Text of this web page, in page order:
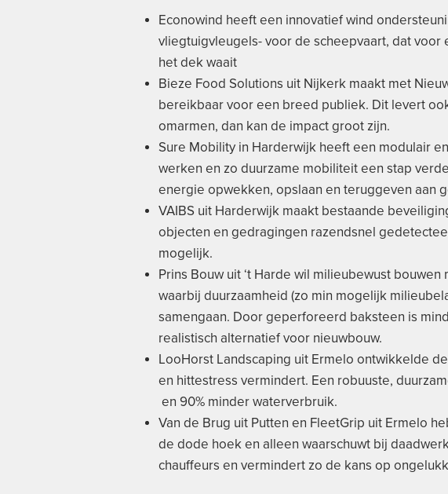
Econowind heeft een innovatief wind
vliegtuigvleugels- voor de scheepvaart, dat
het dek waait
Bieze Food Solutions uit Nijkerk maakt met
bereikbaar voor een breed publiek. Dit levert
omarmen, dan kan de impact groot zijn.
Sure Mobility in Harderwijk heeft een modulair
werken en zo duurzame mobiliteit een stap
energie opwekken, opslaan en teruggeven aan
VAIBS uit Harderwijk maakt bestaande
objecten en gedragingen razendsnel
mogelijk.
Prins Bouw uit ‘t Harde wil milieubewust
waarbij duurzaamheid (zo min mogelijk
samengaan. Door geperforeerd baksteen is
realistisch alternatief voor nieuwbouw.
LooHorst Landscaping uit Ermelo ontwikkelde
en hittestress vermindert. Een robuuste,
en 90% minder waterverbruik.
Van de Brug uit Putten en FleetGrip uit Ermelo
de dode hoek en alleen waarschuwt bij
chauffeurs en vermindert zo de kans op